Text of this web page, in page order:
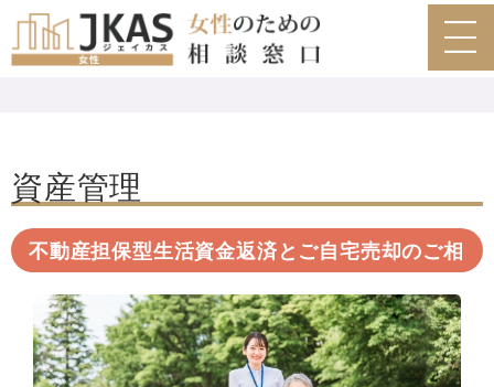
閉じる
資産管理
不動産担保型生活資金返済とご自宅売却のご相
談